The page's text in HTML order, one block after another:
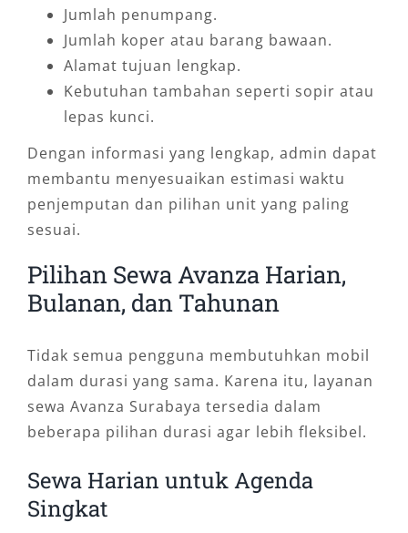
Jumlah penumpang.
Jumlah koper atau barang bawaan.
Alamat tujuan lengkap.
Kebutuhan tambahan seperti sopir atau
lepas kunci.
Dengan informasi yang lengkap, admin dapat
membantu menyesuaikan estimasi waktu
penjemputan dan pilihan unit yang paling
sesuai.
Pilihan Sewa Avanza Harian,
Bulanan, dan Tahunan
Tidak semua pengguna membutuhkan mobil
dalam durasi yang sama. Karena itu, layanan
sewa Avanza Surabaya tersedia dalam
beberapa pilihan durasi agar lebih fleksibel.
Sewa Harian untuk Agenda
Singkat